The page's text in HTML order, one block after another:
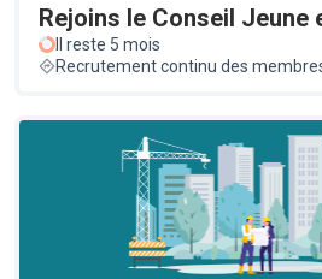
Rejoins le Conseil Jeune
Il reste 5 mois
Recrutement continu des